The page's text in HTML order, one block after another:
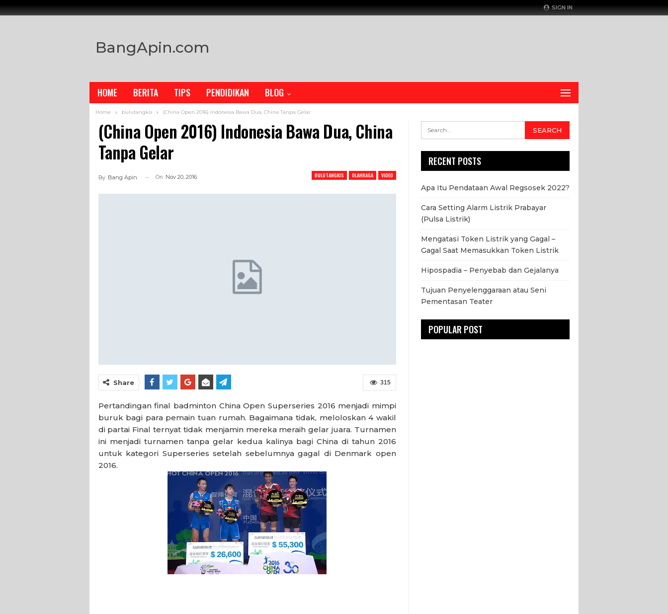
SIGN IN
BangApin.com
HOME BERITA TIPS PENDIDIKAN BLOG
Home bulutangkis (China Open 2016) Indonesia Bawa Dua, China Tanpa Gelar
(China Open 2016) Indonesia Bawa Dua, China
Tanpa Gelar
BULUTANGKIS OLAHRAGA VIDEO
By Bang Apin On Nov 20, 2016
315
Share
Pertandingan final badminton China Open Superseries 2016 menjadi mimpi
buruk bagi para pemain tuan rumah. Bagaimana tidak, meloloskan 4 wakil
di partai Final ternyat tidak menjamin mereka meraih gelar juara. Turnamen
ini menjadi turnamen tanpa gelar kedua kalinya bagi China di tahun 2016
untuk kategori Superseries setelah sebelumnya gagal di Denmark open
2016.
RECENT POSTS
Apa Itu Pendataan Awal Regsosek 2022?
Cara Setting Alarm Listrik Prabayar
(Pulsa Listrik)
Mengatasi Token Listrik yang Gagal –
Gagal Saat Memasukkan Token Listrik
Hipospadia – Penyebab dan Gejalanya
Tujuan Penyelenggaraan atau Seni
Pementasan Teater
POPULAR POST